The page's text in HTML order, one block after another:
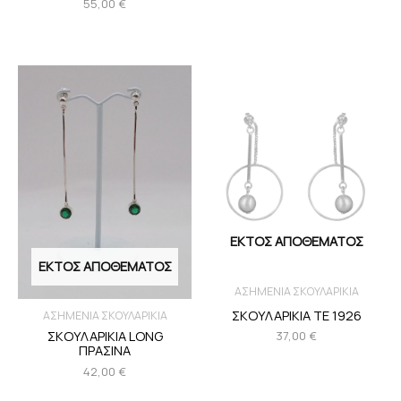
ΕΚΤΌΣ ΑΠΟΘΈΜΑΤΟΣ
ΑΣΗΜΕΝΙΑ ΣΚΟΥΛΑΡΙΚΙΑ
ΣΚΟΥΛΑΡΙΚΙΑ LONG
ΠΡΑΣΙΝΑ
42,00 €
ΕΚΤΌΣ ΑΠΟΘΈΜΑΤΟΣ
ΑΣΗΜΕΝΙΑ ΣΚΟΥΛΑΡΙΚΙΑ
ΣΚΟΥΛΑΡΙΚΙΑ TE 1926
37,00 €